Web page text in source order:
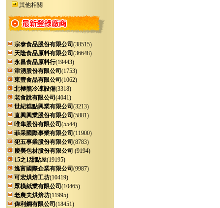
其他相關
宗泰食品股份有限公司 (38515)
天隆食品原料有限公司 (36648)
永昌食品原料行(19443)
津湧股份有限公司 (1753)
東豐食品有限公司 (1062)
北極熊冷凍設備(3318)
老食說有限公司 (4041)
世紀糕點興業有限公司 (3213)
直興興業股份有限公司 (5881)
唯隼股份有限公司 (5544)
菲采國際事業有限公司 (11900)
犯五事業股份有限公司 (8783)
慶美包材股份有限公司 (9194)
15之1甜點屋(19195)
逸富國際企業有限公司 (9987)
可宏烘焙工坊(10419)
眾橫紙業有限公司 (10465)
老農夫烘焙坊(11995)
偉利鋼有限公司 (18451)